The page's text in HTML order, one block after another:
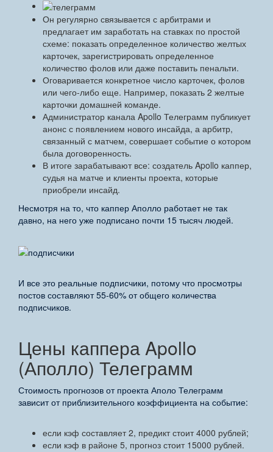
Он регулярно связывается с арбитрами и
предлагает им заработать на ставках по простой
схеме: показать определенное количество желтых
карточек, зарегистрировать определенное
количество фолов или даже поставить пенальти.
Оговаривается конкретное число карточек, фолов
или чего-либо еще. Например, показать 2 желтые
карточки домашней команде.
Администратор канала Apollo Телеграмм публикует
анонс с появлением нового инсайда, а арбитр,
связанный с матчем, совершает событие о котором
была договоренность.
В итоге зарабатывают все: создатель Apollo каппер,
судья на матче и клиенты проекта, которые
приобрели инсайд.
Несмотря на то, что каппер Аполло работает не так
давно, на него уже подписано почти 15 тысяч людей.
И все это реальные подписчики, потому что просмотры
постов составляют 55-60% от общего количества
подписчиков.
Цены каппера Apollo
(Аполло) Телеграмм
Стоимость прогнозов от проекта Аполо Телеграмм
зависит от приблизительного коэффициента на событие:
если кэф составляет 2, предикт стоит 4000 рублей;
если кэф в районе 5, прогноз стоит 15000 рублей.